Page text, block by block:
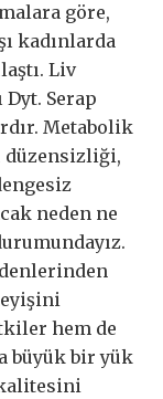
göre,
kadınlarda
Liv
Serap
Metabolik
düzensizliği,
neden ne
hem de
büyük bir yük